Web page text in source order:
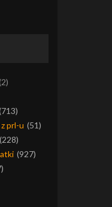
prl-u (51)
(228)
(927)